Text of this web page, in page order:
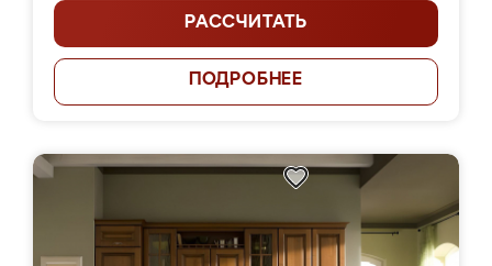
РАССЧИТАТЬ
ПОДРОБНЕЕ